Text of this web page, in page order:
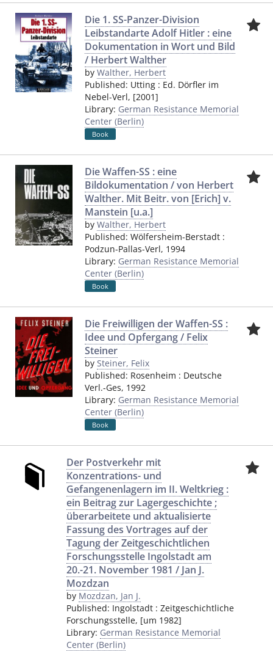
Die 1. SS-Panzer-Division
Leibstandarte Adolf Hitler : eine
Dokumentation in Wort und Bild
/ Herbert Walther
by Walther, Herbert
Published: Utting: Ed. Dörfler im
Nebel-Verl, [2001]
Library: German Resistance Memorial
Center (Berlin)
Book
Die Waffen-SS : eine
Bildokumentation / von Herbert
Walther. Mit Beitr. von [Erich] v.
Manstein [u.a.]
by Walther, Herbert
Published: Wölfersheim-Berstadt:
Podzun-Pallas-Verl, 1994
Library: German Resistance Memorial
Center (Berlin)
Book
Die Freiwilligen der Waffen-SS :
Idee und Opfergang / Felix
Steiner
by Steiner, Felix
Published: Rosenheim : Deutsche
Verl.-Ges, 1992
Library: German Resistance Memorial
Center (Berlin)
Book
Der Postverkehr mit
Konzentrations- und
Gefangenenlagern im II. Weltkrieg :
ein Beitrag zur Lagergeschichte ;
überarbeitete und aktualisierte
Fassung des Vortrages auf der
Tagung der Zeitgeschichtlichen
Forschungsstelle Ingolstadt am
20.-21. November 1981 / Jan J.
Mozdzan
by Mozdzan, Jan J.
Published: Ingolstadt : Zeitgeschichtliche
Forschungsstelle, [um 1982]
Library: German Resistance Memorial
Center (Berlin)